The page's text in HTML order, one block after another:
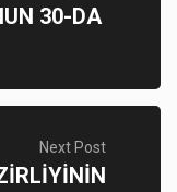
30-DA
Next Post